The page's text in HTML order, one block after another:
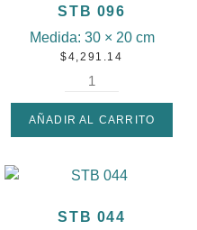
STB 096
Medida: 30 × 20 cm
$4,291.14
AÑADIR AL CARRITO
STB 044